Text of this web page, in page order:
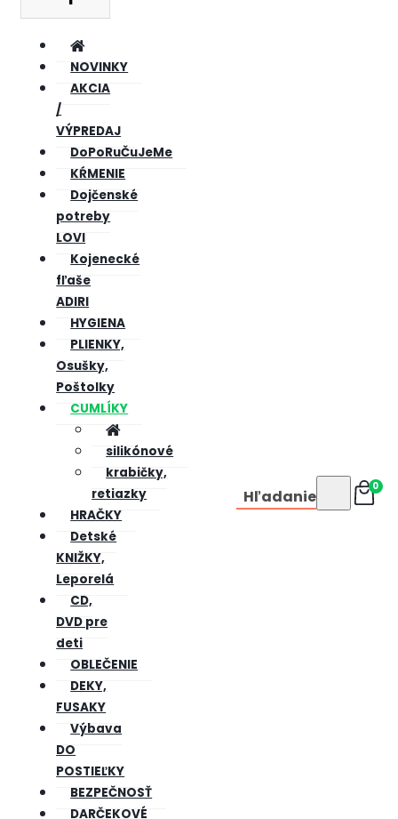
NOVINKY
AKCIA
/
VÝPREDAJ
DoPoRuČuJeMe
KŔMENIE
Dojčenské
potreby
LOVI
Kojenecké
fľaše
ADIRI
HYGIENA
PLIENKY,
Osušky,
Poštolky
CUMLÍKY
silikónové
krabičky,
retiazky
HRAČKY
Detské
KNIŽKY,
Leporelá
CD,
DVD pre
deti
OBLEČENIE
DEKY,
FUSAKY
Výbava
DO
POSTIEĽKY
BEZPEČNOSŤ
DARČEKOVÉ
Hľadanie 0